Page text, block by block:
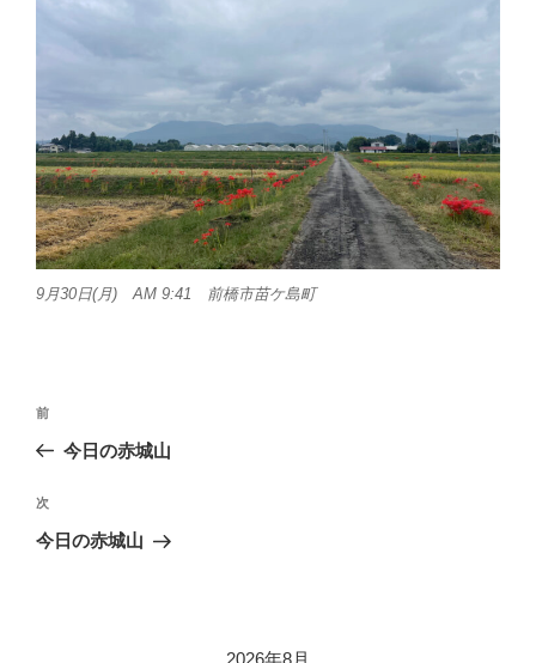
9月30日(月) AM 9:41 前橋市苗ケ島町
投
ビ
ゲ
前
の
稿
前
今日の赤城山
次
の
次
今日の赤城山